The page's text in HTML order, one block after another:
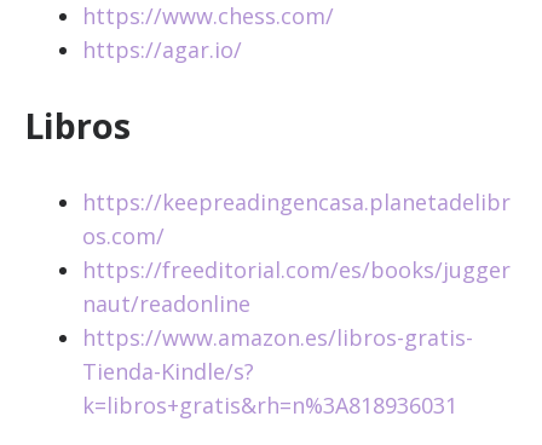
https://www.chess.com/
https://agar.io/
Libros
https://keepreadingencasa.planetadelibr
os.com/
https://freeditorial.com/es/books/jugger
naut/readonline
https://www.amazon.es/libros-gratis-
Tienda-Kindle/s?
k=libros+gratis&rh=n%3A818936031